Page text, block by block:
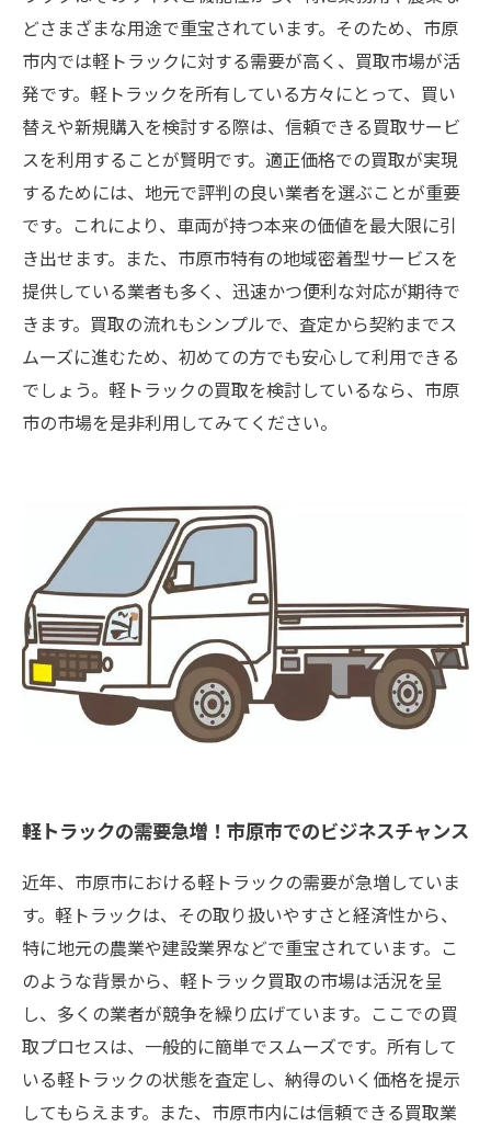
市原市における軽トラック買取の未来と可能性
を探る
どさまざまな用途で重宝されています。そのため、市原
市内では軽トラックに対する需要が高く、買取市場が活
発です。軽トラックを所有している方々にとって、買い
替えや新規購入を検討する際は、信頼できる買取サービ
スを利用することが賢明です。適正価格での買取が実現
するためには、地元で評判の良い業者を選ぶことが重要
です。これにより、車両が持つ本来の価値を最大限に引
き出せます。また、市原市特有の地域密着型サービスを
提供している業者も多く、迅速かつ便利な対応が期待で
きます。買取の流れもシンプルで、査定から契約までス
ムーズに進むため、初めての方でも安心して利用できる
でしょう。軽トラックの買取を検討しているなら、市原
市の市場を是非利用してみてください。
軽トラックの需要急増！市原市でのビジネスチャンス
近年、市原市における軽トラックの需要が急増していま
す。軽トラックは、その取り扱いやすさと経済性から、
特に地元の農業や建設業界などで重宝されています。こ
のような背景から、軽トラック買取の市場は活況を呈
し、多くの業者が競争を繰り広げています。ここでの買
取プロセスは、一般的に簡単でスムーズです。所有して
いる軽トラックの状態を査定し、納得のいく価格を提示
してもらえます。また、市原市内には信頼できる買取業